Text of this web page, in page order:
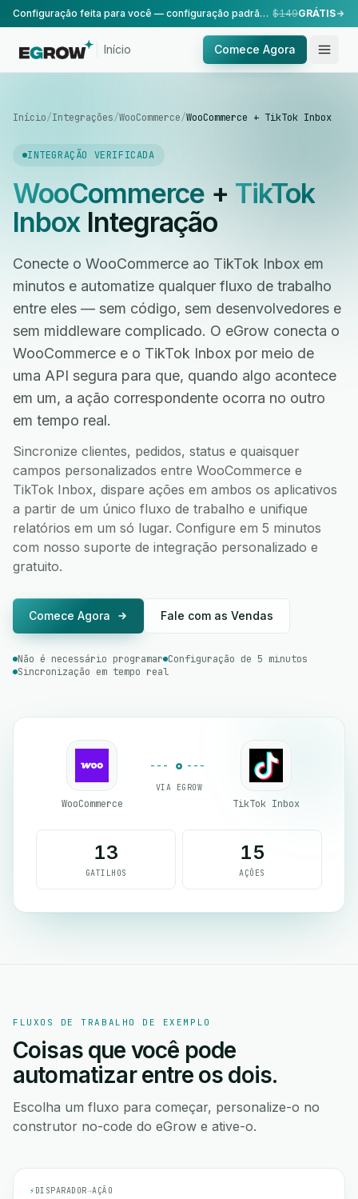
Configuração feita para você — configuração padrão, realizada pela nossa equipe. $149GRÁTIS
Início Comece Agora
Início/Integrações/WooCommerce/WooCommerce + TikTok Inbox
INTEGRAÇÃO VERIFICADA
WooCommerce+ TikTok
InboxIntegração
Conecte o WooCommerce ao TikTok Inbox em
minutos e automatize qualquer fluxo de trabalho
entre eles — sem código, sem desenvolvedores e
sem middleware complicado. O eGrow conecta o
WooCommerce e o TikTok Inbox por meio de
uma API segura para que, quando algo acontece
em um, a ação correspondente ocorra no outro
em tempo real.
Sincronize clientes, pedidos, status e quaisquer
campos personalizados entre WooCommerce e
TikTok Inbox, dispare ações em ambos os aplicativos
a partir de um único fluxo de trabalho e unifique
relatórios em um só lugar. Configure em 5 minutos
com nosso suporte de integração personalizado e
gratuito.
Comece Agora Fale com as Vendas
Não é necessário programar Configuração de 5 minutos
Sincronização em tempo real
WooCommerce
VIA EGROW
TikTok Inbox
13
GATILHOS
15
AÇÕES
FLUXOS DE TRABALHO DE EXEMPLO
Coisas que você pode
automatizar entre os dois.
Escolha um fluxo para começar, personalize-o no
construtor no-code do eGrow e ative-o.
⚡ DISPARADOR→AÇÃO